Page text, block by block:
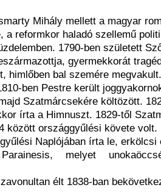
Mihály mellett a magyar
a reformkor haladó szellemű
1790-ben született
gyermekkorát
himlőben bal szemére
ben Pestre került
Szatmárcsekére költözött.
írta a Himnuszt. 1829-től
között országgyűlési követe volt.
Naplójában írta le, erkölcsi
melyet
élt 1838-ban